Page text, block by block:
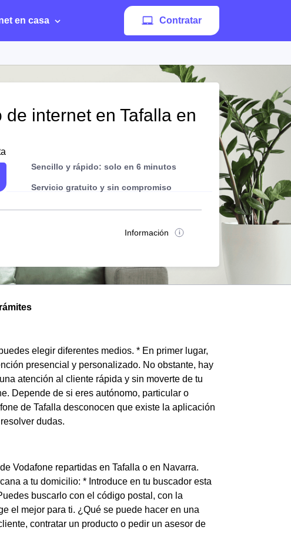
en casa Contratar
internet en Tafalla en
Sencillo y rápido: solo en 6 minutos
Servicio gratuito y sin compromiso
Información
elegir diferentes medios. * En primer lugar,
presencial y personalizado. No obstante, hay
atención al cliente rápida y sin moverte de tu
Depende de si eres autónomo, particular o
de Tafalla desconocen que existe la aplicación
dudas.
Vodafone repartidas en Tafalla o en Navarra.
a tu domicilio: * Introduce en tu buscador esta
buscarlo con el código postal, con la
el mejor para ti. ¿Qué se puede hacer en una
contratar un producto o pedir un asesor de